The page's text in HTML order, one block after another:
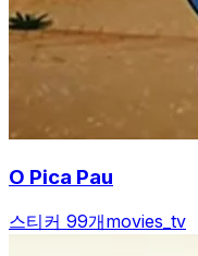
O Pica Pau
스티커 99개movies_tv